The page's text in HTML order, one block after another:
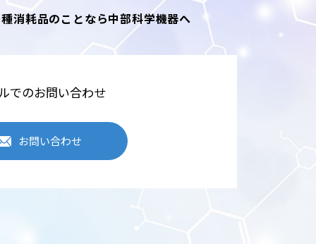
消耗品のことなら中部科学機器へ
でのお問い合わせ
お問い合わせ